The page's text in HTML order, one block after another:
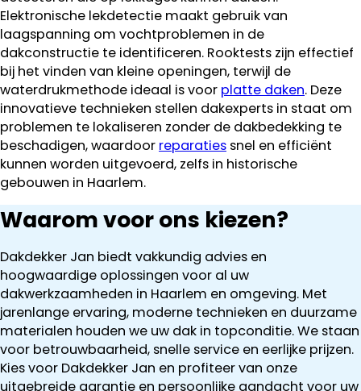
Elektronische lekdetectie maakt gebruik van
laagspanning om vochtproblemen in de
dakconstructie te identificeren. Rooktests zijn effectief
bij het vinden van kleine openingen, terwijl de
waterdrukmethode ideaal is voor platte daken. Deze
innovatieve technieken stellen dakexperts in staat om
problemen te lokaliseren zonder de dakbedekking te
beschadigen, waardoor reparaties snel en efficiënt
kunnen worden uitgevoerd, zelfs in historische
gebouwen in Haarlem.
Waarom voor ons kiezen?
Dakdekker Jan biedt vakkundig advies en
hoogwaardige oplossingen voor al uw
dakwerkzaamheden in Haarlem en omgeving. Met
jarenlange ervaring, moderne technieken en duurzame
materialen houden we uw dak in topconditie. We staan
voor betrouwbaarheid, snelle service en eerlijke prijzen.
Kies voor Dakdekker Jan en profiteer van onze
uitgebreide garantie en persoonlijke aandacht voor uw